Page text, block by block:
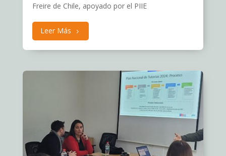
Freire de Chile, apoyado por el PIIE
Leer Más